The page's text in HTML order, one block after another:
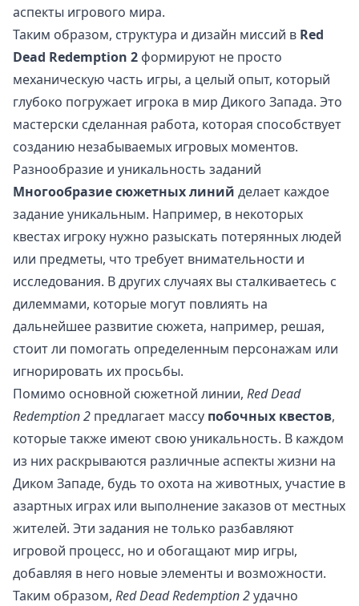
аспекты игрового мира.
Таким образом, структура и дизайн миссий в Red
Dead Redemption 2формируют не просто
механическую часть игры, а целый опыт, который
глубоко погружает игрока в мир Дикого Запада. Это
мастерски сделанная работа, которая способствует
созданию незабываемых игровых моментов.
Разнообразие и уникальность заданий
Многообразие сюжетных линий делает каждое
задание уникальным. Например, в некоторых
квестах игроку нужно разыскать потерянных людей
или предметы, что требует внимательности и
исследования. В других случаях вы сталкиваетесь с
дилеммами, которые могут повлиять на
дальнейшее развитие сюжета, например, решая,
стоит ли помогать определенным персонажам или
игнорировать их просьбы.
Помимо основной сюжетной линии, Red Dead
Redemption 2 предлагает массу побочных квестов,
которые также имеют свою уникальность. В каждом
из них раскрываются различные аспекты жизни на
Диком Западе, будь то охота на животных, участие в
азартных играх или выполнение заказов от местных
жителей. Эти задания не только разбавляют
игровой процесс, но и обогащают мир игры,
добавляя в него новые элементы и возможности.
Таким образом, Red Dead Redemption 2удачно